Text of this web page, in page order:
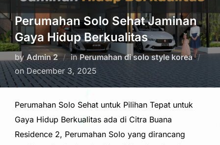
Perumahan Solo Sehat Jaminan
Gaya Hidup Berkualitas
byAdmin 2 inPerumahan di solo style korea
onPosted
on
December 3, 2025
Perumahan Solo Sehat untuk Pilihan Tepat untuk
Gaya Hidup Berkualitas ada di Citra Buana
Residence 2, Perumahan Solo yang dirancang